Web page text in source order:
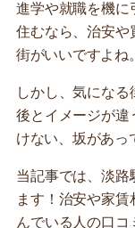
進学や就職を機に
住むなら、治安や
街がいいですよね。
しかし、気にな
後とイメージが違
けない、坂があっ
当記事では、淡路
ます！治安や家
んでいる人の口コ